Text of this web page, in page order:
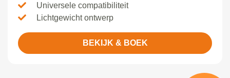
Universele compatibiliteit
Lichtgewicht ontwerp
BEKIJK & BOEK